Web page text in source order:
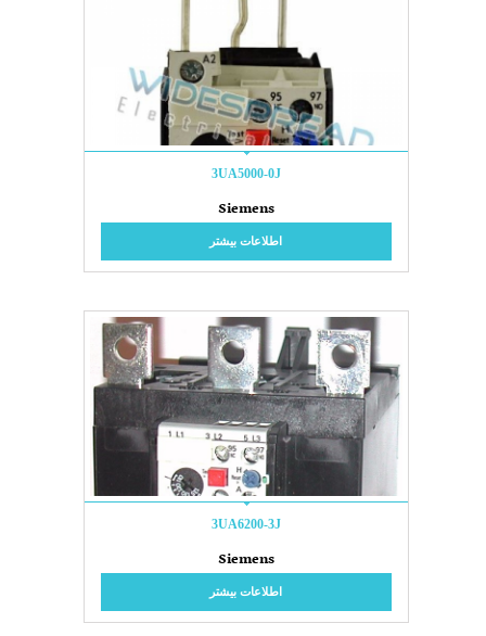
3UA5000-0J
Siemens
اطلاعات بیشتر
3UA6200-3J
Siemens
اطلاعات بیشتر